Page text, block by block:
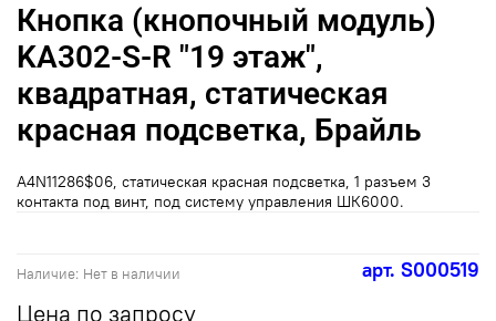
арт. S000519
Наличие: Нет в наличии
Кнопка (кнопочный модуль)
KA302-S-R "19 этаж",
квадратная, статическая
красная подсветка, Брайль
Цена по запросу
A4N11286$06, статическая красная подсветка, 1 разъем 3
контакта под винт, под систему управления ШК6000.